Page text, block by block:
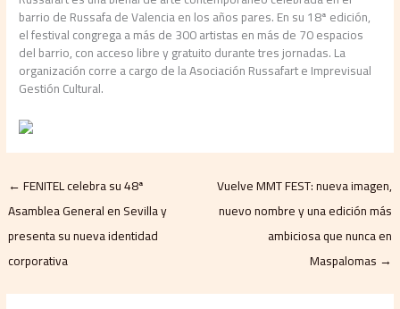
barrio de Russafa de Valencia en los años pares. En su 18ª edición,
el festival congrega a más de 300 artistas en más de 70 espacios
del barrio, con acceso libre y gratuito durante tres jornadas. La
organización corre a cargo de la Asociación Russafart e Imprevisual
Gestión Cultural.
←FENITEL celebra su 48ª
Asamblea General en Sevilla y
presenta su nueva identidad
corporativa
Vuelve MMT FEST: nueva imagen,
nuevo nombre y una edición más
ambiciosa que nunca en
Maspalomas →